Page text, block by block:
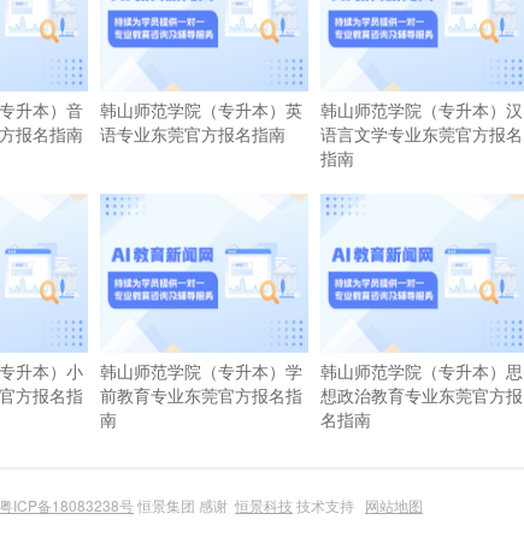
升本）音
报名指南
韩山师范学院（专升本）英
语专业东莞官方报名指南
韩山师范学院（专升本）汉
语言文学专业东莞官方报名
指南
升本）小
方报名指
韩山师范学院（专升本）学
前教育专业东莞官方报名指
南
韩山师范学院（专升本）思
想政治教育专业东莞官方报
名指南
粤ICP备18083238号恒景集团 感谢 恒景科技 技术支持 网站地图